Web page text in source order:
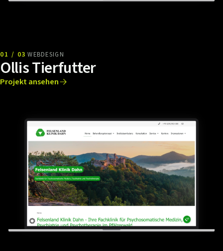
01 / 03 WEBDESIGN
Ollis Tierfutter
Projekt ansehen